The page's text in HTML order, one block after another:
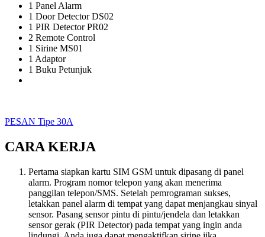
1 Panel Alarm
1 Door Detector DS02
1 PIR Detector PR02
2 Remote Control
1 Sirine MS01
1 Adaptor
1 Buku Petunjuk
PESAN Tipe 30A
CARA KERJA
Pertama siapkan kartu SIM GSM untuk dipasang di panel
alarm. Program nomor telepon yang akan menerima
panggilan telepon/SMS. Setelah pemrograman sukses,
letakkan panel alarm di tempat yang dapat menjangkau sinyal
sensor. Pasang sensor pintu di pintu/jendela dan letakkan
sensor gerak (PIR Detector) pada tempat yang ingin anda